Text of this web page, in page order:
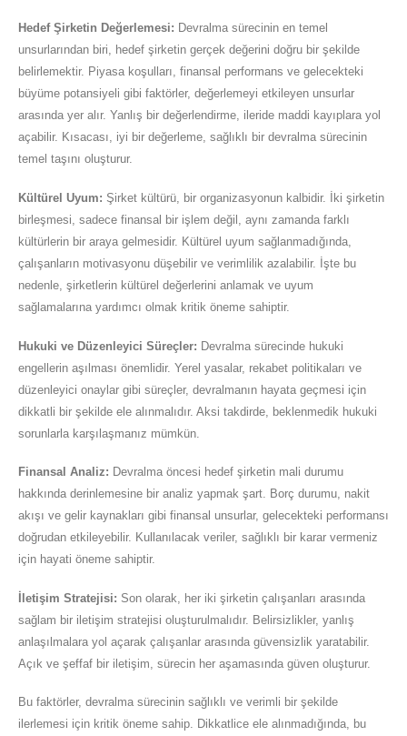
Hedef Şirketin Değerlemesi: Devralma sürecinin en temel
unsurlarından biri, hedef şirketin gerçek değerini doğru bir şekilde
belirlemektir. Piyasa koşulları, finansal performans ve gelecekteki
büyüme potansiyeli gibi faktörler, değerlemeyi etkileyen unsurlar
arasında yer alır. Yanlış bir değerlendirme, ileride maddi kayıplara yol
açabilir. Kısacası, iyi bir değerleme, sağlıklı bir devralma sürecinin
temel taşını oluşturur.
Kültürel Uyum: Şirket kültürü, bir organizasyonun kalbidir. İki şirketin
birleşmesi, sadece finansal bir işlem değil, aynı zamanda farklı
kültürlerin bir araya gelmesidir. Kültürel uyum sağlanmadığında,
çalışanların motivasyonu düşebilir ve verimlilik azalabilir. İşte bu
nedenle, şirketlerin kültürel değerlerini anlamak ve uyum
sağlamalarına yardımcı olmak kritik öneme sahiptir.
Hukuki ve Düzenleyici Süreçler: Devralma sürecinde hukuki
engellerin aşılması önemlidir. Yerel yasalar, rekabet politikaları ve
düzenleyici onaylar gibi süreçler, devralmanın hayata geçmesi için
dikkatli bir şekilde ele alınmalıdır. Aksi takdirde, beklenmedik hukuki
sorunlarla karşılaşmanız mümkün.
Finansal Analiz: Devralma öncesi hedef şirketin mali durumu
hakkında derinlemesine bir analiz yapmak şart. Borç durumu, nakit
akışı ve gelir kaynakları gibi finansal unsurlar, gelecekteki performansı
doğrudan etkileyebilir. Kullanılacak veriler, sağlıklı bir karar vermeniz
için hayati öneme sahiptir.
İletişim Stratejisi: Son olarak, her iki şirketin çalışanları arasında
sağlam bir iletişim stratejisi oluşturulmalıdır. Belirsizlikler, yanlış
anlaşılmalara yol açarak çalışanlar arasında güvensizlik yaratabilir.
Açık ve şeffaf bir iletişim, sürecin her aşamasında güven oluşturur.
Bu faktörler, devralma sürecinin sağlıklı ve verimli bir şekilde
ilerlemesi için kritik öneme sahip. Dikkatlice ele alınmadığında, bu